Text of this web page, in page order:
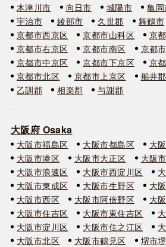
木津川市
向日市 城陽市 亀
宇治市
綾部市 久世郡 舞鶴市
京都市西京区
京都市山科区
京
京都市右京区
京都市南区
京都
京都市中京区
京都市下京区
京
京都市北区
京都市上京区 船井郡
乙訓郡
相楽郡 与謝郡
大阪府 Osaka
大阪市福島区 大阪市都島区
大
大阪市港区
大阪市大正区
大阪
大阪市浪速区
大阪市西淀川区
大阪市東成区
大阪市生野区
大
大阪市西区
大阪市阿倍野区
大
大阪市住吉区
大阪市東住吉区
大阪市淀川区
大阪市住之江区
大阪市北区
大阪市鶴見区 堺市